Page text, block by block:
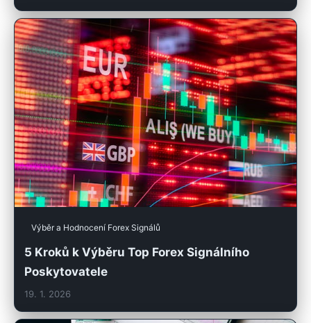
Výběr a Hodnocení Forex Signálů
5 Kroků k Výběru Top Forex Signálního
Poskytovatele
19. 1. 2026